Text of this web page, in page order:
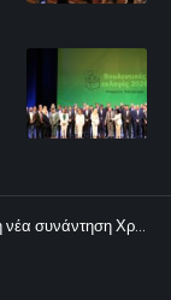
Χριστοδουλίδη και Έρχιουρμαν.